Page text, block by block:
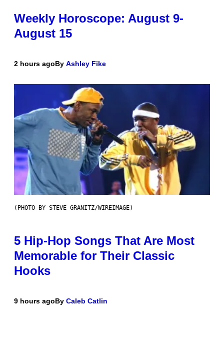
Weekly Horoscope: August 9-
August 15
2 hours agoBy Ashley Fike
(PHOTO BY STEVE GRANITZ/WIREIMAGE)
5 Hip-Hop Songs That Are Most
Memorable for Their Classic
Hooks
9 hours agoBy Caleb Catlin